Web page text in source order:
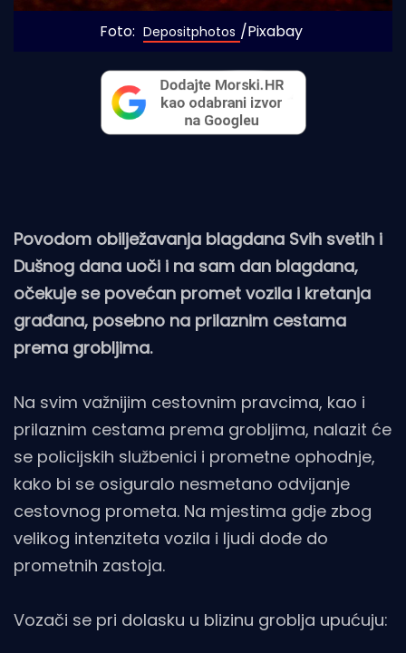
Foto: Depositphotos /Pixabay
Povodom obilježavanja blagdana Svih svetih i
Dušnog dana uoči i na sam dan blagdana,
očekuje se povećan promet vozila i kretanja
građana, posebno na prilaznim cestama
prema grobljima.
Na svim važnijim cestovnim pravcima, kao i
prilaznim cestama prema grobljima, nalazit će
se policijskih službenici i prometne ophodnje,
kako bi se osiguralo nesmetano odvijanje
cestovnog prometa. Na mjestima gdje zbog
velikog intenziteta vozila i ljudi dođe do
prometnih zastoja.
Vozači se pri dolasku u blizinu groblja upućuju: